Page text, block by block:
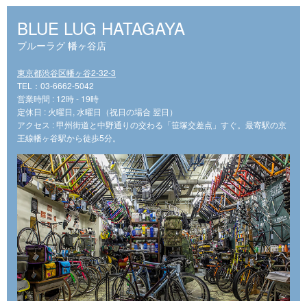
BLUE LUG HATAGAYA
ブルーラグ 幡ヶ谷店
東京都渋谷区幡ヶ谷2-32-3
TEL：03-6662-5042
営業時間 : 12時 - 19時
定休日 : 火曜日, 水曜日（祝日の場合 翌日）
アクセス : 甲州街道と中野通りの交わる「笹塚交差点」すぐ。最寄駅の京
王線幡ヶ谷駅から徒歩5分。